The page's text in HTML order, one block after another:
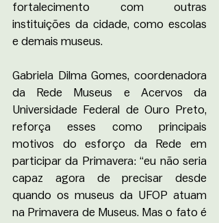
fortalecimento com outras
instituições da cidade, como escolas
e demais museus.
Gabriela Dilma Gomes, coordenadora
da Rede Museus e Acervos da
Universidade Federal de Ouro Preto,
reforça esses como principais
motivos do esforço da Rede em
participar da Primavera: “eu não seria
capaz agora de precisar desde
quando os museus da UFOP atuam
na Primavera de Museus. Mas o fato é